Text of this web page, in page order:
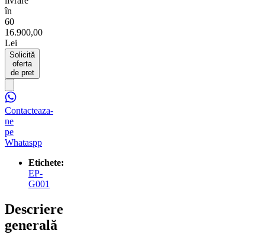
în
60
16.900,00
Lei
Solicită
oferta
de pret
Contacteaza-
ne
pe
Whataspp
Etichete:
EP-
G001
Descriere
generală